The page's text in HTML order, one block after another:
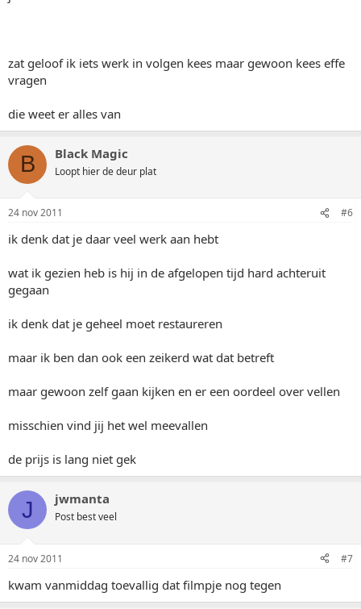
zat geloof ik iets werk in volgen kees maar gewoon kees effe
vragen
die weet er alles van
B Black Magic
Loopt hier de deur plat
24 nov 2011 #6
ik denk dat je daar veel werk aan hebt
wat ik gezien heb is hij in de afgelopen tijd hard achteruit
gegaan
ik denk dat je geheel moet restaureren
maar ik ben dan ook een zeikerd wat dat betreft
maar gewoon zelf gaan kijken en er een oordeel over vellen
misschien vind jij het wel meevallen
de prijs is lang niet gek
J jwmanta
Post best veel
24 nov 2011 #7
kwam vanmiddag toevallig dat filmpje nog tegen